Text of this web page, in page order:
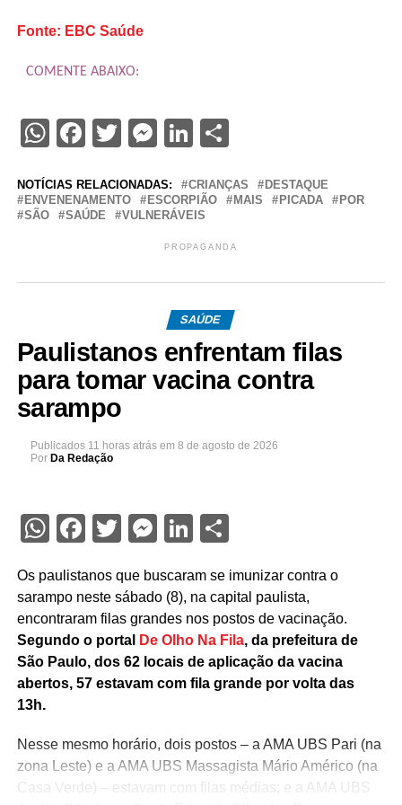
Fonte: EBC Saúde
COMENTE ABAIXO:
WhatsApp
Facebook
Twitter
Messenger
LinkedIn
Share
NOTÍCIAS RELACIONADAS: CRIANÇAS
DESTAQUE
ENVENENAMENTO
ESCORPIÃO MAIS PICADA
POR
SÃO
SAÚDE VULNERÁVEIS
PROPAGANDA
SAÚDE
Paulistanos enfrentam filas
para tomar vacina contra
sarampo
Publicados 11 horas atrás em 8 de agosto de 2026
Por Da Redação
WhatsApp
Facebook
Twitter
Messenger
LinkedIn
Share
Os paulistanos que buscaram se imunizar contra o
sarampo neste sábado (8), na capital paulista,
encontraram filas grandes nos postos de vacinação.
Segundo o portal
De Olho Na Fila, da prefeitura de
São Paulo, dos 62 locais de aplicação da vacina
abertos, 57 estavam com fila grande por volta das
13h.
Nesse mesmo horário, dois postos – a AMA UBS Pari (na
zona Leste) e a AMA UBS Massagista Mário Américo (na
Casa Verde) – estavam com filas médias; e a AMA UBS